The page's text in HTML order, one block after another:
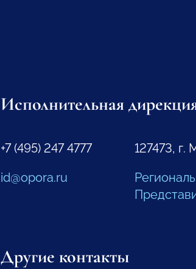
Исполнительная
+7 (495) 247 4777
id@opora.ru
127473, г.
Другие контакты